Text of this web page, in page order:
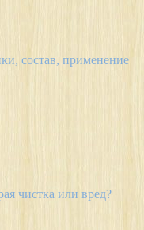
состав, применение
чистка или вред?